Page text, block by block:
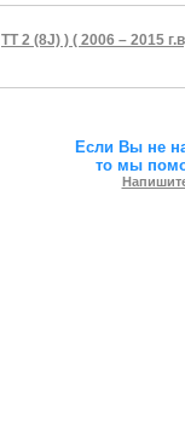
TT 2 (8J) ) ( 2006 – 2015
Если Вы не
то мы